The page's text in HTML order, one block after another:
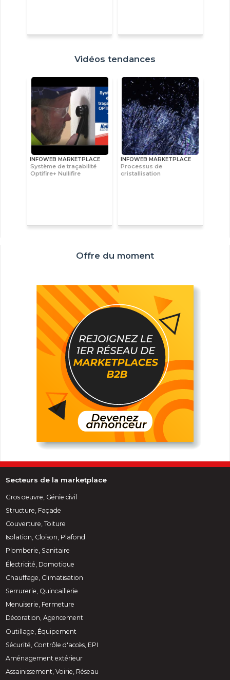
Vidéos tendances
INFOWEB MARKETPLACE
Système de traçabilité
Optifire+ Nullifire
INFOWEB MARKETPLACE
Processus de
cristallisation
Offre du moment
Secteurs de la marketplace
Gros oeuvre, Génie civil
Structure, Façade
Couverture, Toiture
Isolation, Cloison, Plafond
Plomberie, Sanitaire
Électricité, Domotique
Chauffage, Climatisation
Serrurerie, Quincaillerie
Menuiserie, Fermeture
Décoration, Agencement
Outillage, Équipement
Sécurité, Contrôle d'accès, EPI
Aménagement extérieur
Assainissement, Voirie, Réseau